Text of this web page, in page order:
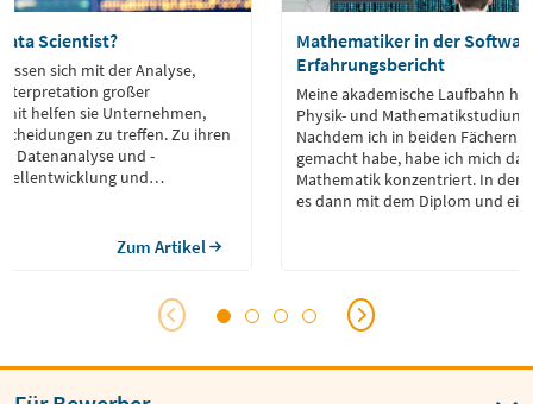
Scientist?
sich mit der Analyse,
großer
helfen sie Unternehmen,
zu treffen. Zu ihren
Datenanalyse und -
und
Zum Artikel
Mathematiker in der
Erfahrungsbericht
Meine akademische Laufbahn
Physik- und Mathematikstudium
Nachdem ich in beiden Fächern
gemacht habe, habe ich mich
Mathematik konzentriert. In der
es dann mit dem Diplom und